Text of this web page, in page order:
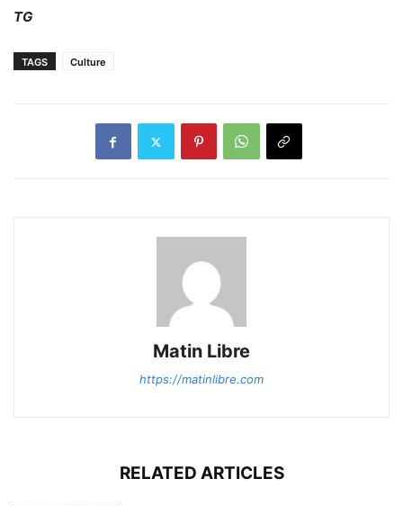
TG
TAGS Culture
Matin Libre
https://matinlibre.com
RELATED ARTICLES